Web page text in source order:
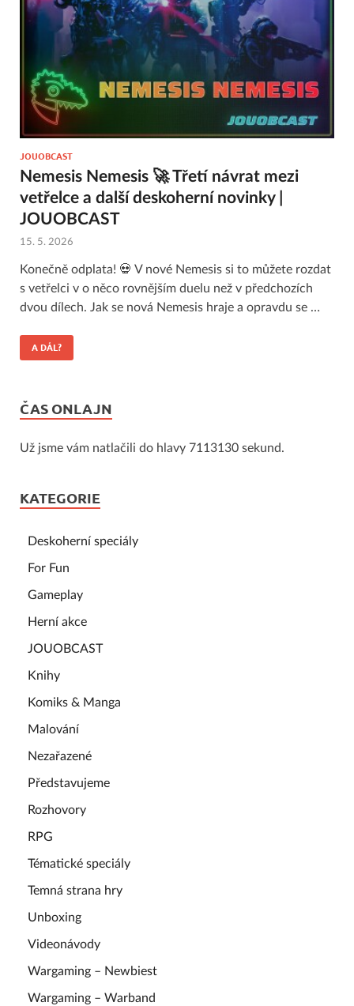
JOUOBCAST
Nemesis Nemesis 🚀 Třetí návrat mezi
vetřelce a další deskoherní novinky |
JOUOBCAST
15. 5. 2026
Konečně odplata! 💀 V nové Nemesis si to můžete rozdat
s vetřelci v o něco rovnějším duelu než v předchozích
dvou dílech. Jak se nová Nemesis hraje a opravdu se …
A DÁL?
ČAS ONLAJN
Už jsme vám natlačili do hlavy 7113130 sekund.
KATEGORIE
Deskoherní speciály
For Fun
Gameplay
Herní akce
JOUOBCAST
Knihy
Komiks & Manga
Malování
Nezařazené
Představujeme
Rozhovory
RPG
Tématické speciály
Temná strana hry
Unboxing
Videonávody
Wargaming – Newbiest
Wargaming – Warband